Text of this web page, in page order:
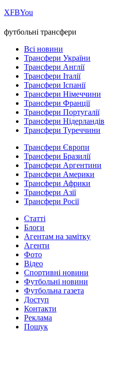
ХFBYou
футбольні трансфери
Всі новини
Трансфери України
Трансфери Англії
Трансфери Італії
Трансфери Іспанії
Трансфери Німеччини
Трансфери Франції
Трансфери Португалії
Трансфери Нідерландів
Трансфери Туреччини
Трансфери Європи
Трансфери Бразилії
Трансфери Аргентини
Трансфери Америки
Трансфери Африки
Трансфери Азії
Трансфери Росії
Статті
Блоги
Агентам на замітку
Агенти
Фото
Відео
Спортивні новини
Футбольні новини
Футбольна газета
Доступ
Контакти
Реклама
Пошук